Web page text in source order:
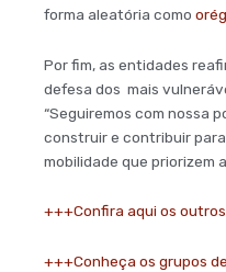
forma aleatória como
Por fim, as entidades
defesa dos mais
“Seguiremos com nossa
construir e contribuir
mobilidade que priorizem
+++Confira aqui os
+++Conheça os grupos